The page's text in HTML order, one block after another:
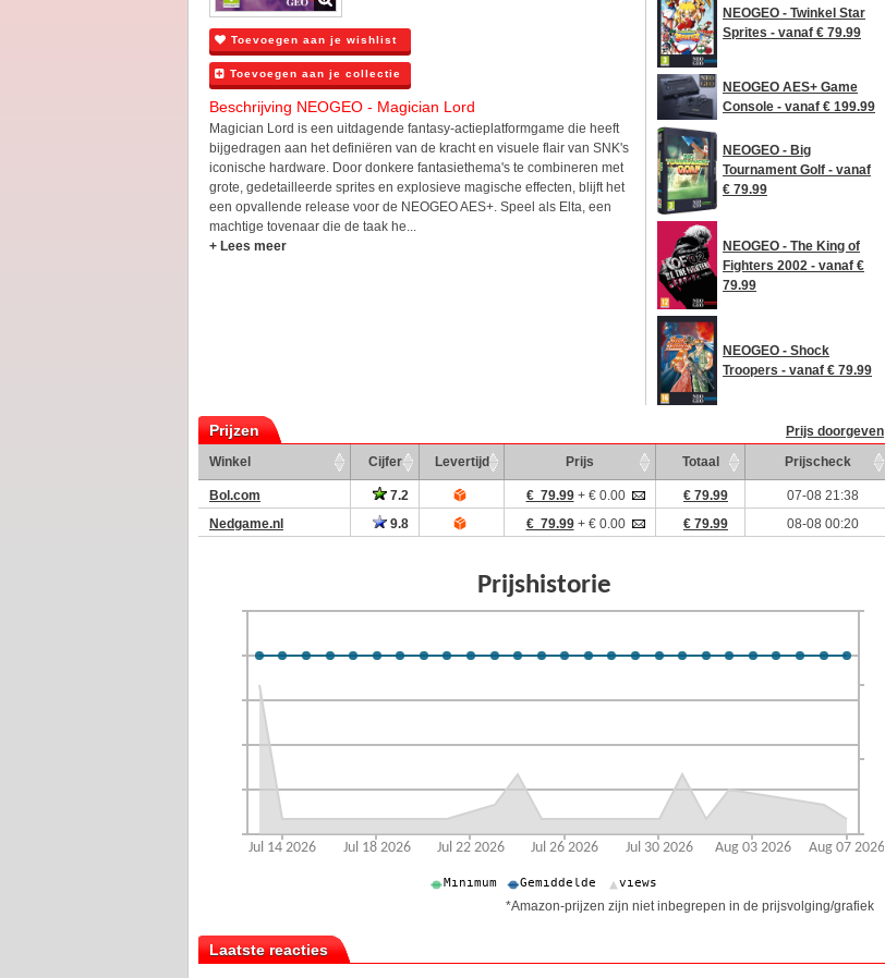
Toevoegen aan je wishlist
Toevoegen aan je collectie
Beschrijving NEOGEO - Magician Lord
Magician Lord is een uitdagende fantasy-actieplatformgame die heeft
bijgedragen aan het definiëren van de kracht en visuele flair van SNK's
iconische hardware. Door donkere fantasiethema's te combineren met
grote, gedetailleerde sprites en explosieve magische effecten, blijft het
een opvallende release voor de NEOGEO AES+. Speel als Elta, een
machtige tovenaar die de taak he...
+ Lees meer
NEOGEO - Twinkel Star
Sprites - vanaf € 79.99
NEOGEO AES+ Game
Console - vanaf € 199.99
NEOGEO - Big
Tournament Golf - vanaf
€ 79.99
NEOGEO - The King of
Fighters 2002 - vanaf €
79.99
NEOGEO - Shock
Troopers - vanaf € 79.99
Prijzen
Prijs doorgeven
Winkel
Cijfer Levertijd Prijs Totaal Prijscheck
Bol.com 7.2 € 79.99+ € 0.00 € 79.99
07-08 21:38
Nedgame.nl
9.8 € 79.99+ € 0.00 € 79.99 08-08 00:20
*Amazon-prijzen zijn niet inbegrepen in de prijsvolging/grafiek
Laatste reacties